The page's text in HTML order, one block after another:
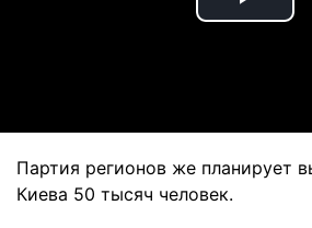
Play
Партия регионов же планирует
Киева 50 тысяч человек.